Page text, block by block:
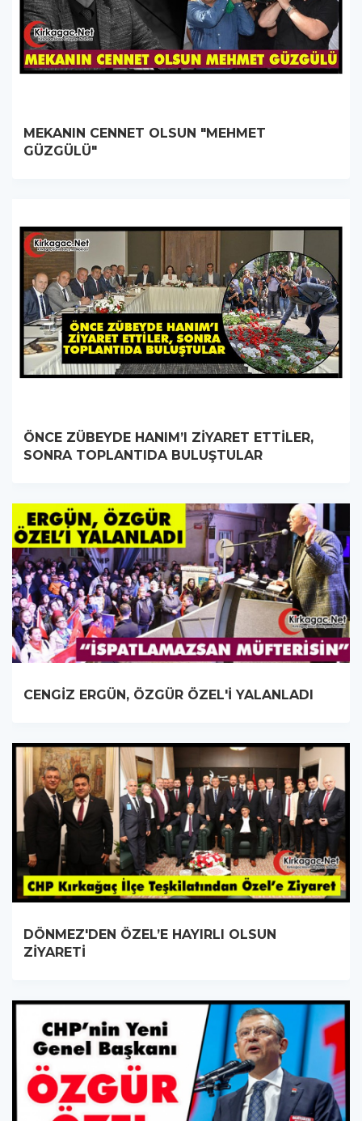
MEKANIN CENNET OLSUN "MEHMET
GÜZGÜLÜ"
ÖNCE ZÜBEYDE HANIM’I ZİYARET ETTİLER,
SONRA TOPLANTIDA BULUŞTULAR
CENGİZ ERGÜN, ÖZGÜR ÖZEL'İ YALANLADI
DÖNMEZ'DEN ÖZEL’E HAYIRLI OLSUN
ZİYARETİ